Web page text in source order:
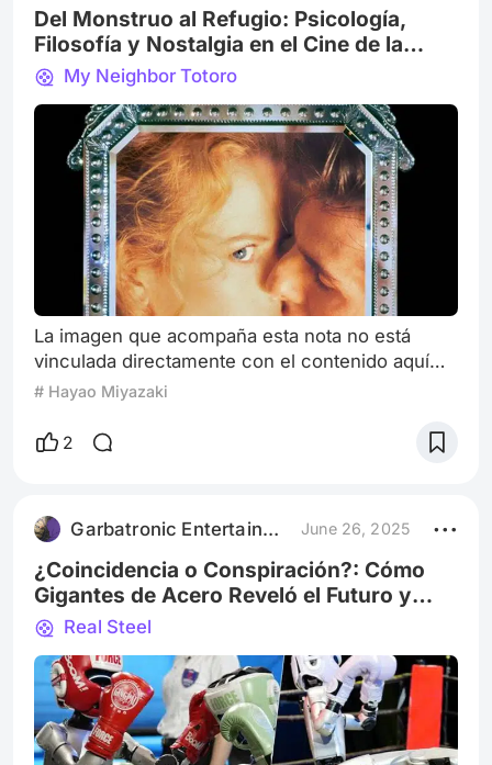
perfecta para los niños, pero que termina
desarrollando u
Del Monstruo al Refugio: Psicología,
Filosofía y Nostalgia en el Cine de la
Otredad Amistosa
My Neighbor Totoro
La imagen que acompaña esta nota no está
vinculada directamente con el contenido aquí
desarrollado. Sin embargo, su presencia
simbólico— hacia mi próxima publicación, la
Kubrick exploró en Eyes Wide Shut. Desde
tiempos inmemoriales, el cine ha recurrido a la
figura del
# Hayao Miyazaki
2
Garbatronic Entertainment Film June 26, 2025
¿Coincidencia o Conspiración?: Cómo
Gigantes de Acero Reveló el Futuro y
Nadie lo Vio Venir (Hasta Hoy)
Real Steel